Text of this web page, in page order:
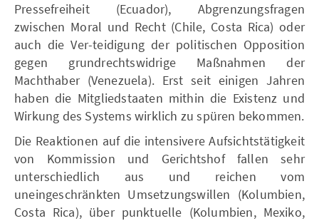
Pressefreiheit (Ecuador), Abgrenzungsfragen
zwischen Moral und Recht (Chile, Costa Rica) oder
auch die Ver-teidigung der politischen Opposition
gegen grundrechtswidrige Maßnahmen der
Machthaber (Venezuela). Erst seit einigen Jahren
haben die Mitgliedstaaten mithin die Existenz und
Wirkung des Systems wirklich zu spüren bekommen.
Die Reaktionen auf die intensivere Aufsichtstätigkeit
von Kommission und Gerichtshof fallen sehr
unterschiedlich aus und reichen vom
uneingeschränkten Umsetzungswillen (Kolumbien,
Costa Rica), über punktuelle (Kolumbien, Mexiko,